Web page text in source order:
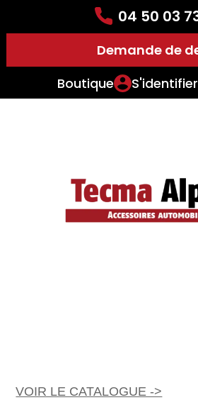
04 50 03
Demande de
Boutique
S'identifier
VOIR LE CATALOGUE ->